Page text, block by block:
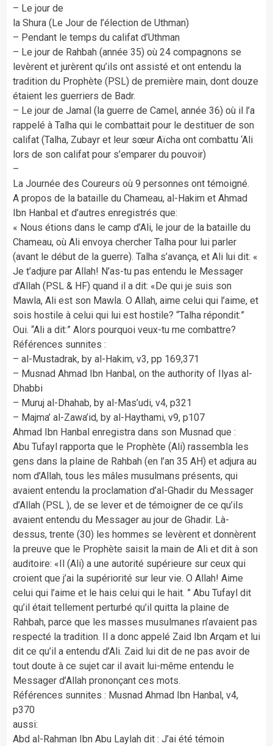
– Le jour de
la Shura (Le Jour de l’élection de Uthman)
– Pendant le temps du califat d’Uthman
– Le jour de Rahbah (année 35) où 24 compagnons se
levèrent et jurèrent qu’ils ont assisté et ont entendu la
tradition du Prophète (PSL) de première main, dont douze
étaient les guerriers de Badr.
– Le jour de Jamal (la guerre de Camel, année 36) où il l’a
rappelé à Talha qui le combattait pour le destituer de son
califat (Talha, Zubayr et leur sœur Aïcha ont combattu ‘Ali
lors de son califat pour s’emparer du pouvoir)
–
La Journée des Coureurs où 9 personnes ont témoigné.
A propos de la bataille du Chameau, al-Hakim et Ahmad
Ibn Hanbal et d’autres enregistrés que:
« Nous étions dans le camp d’Ali, le jour de la bataille du
Chameau, où Ali envoya chercher Talha pour lui parler
(avant le début de la guerre). Talha s’avança, et Ali lui dit: «
Je t’adjure par Allah! N’as-tu pas entendu le Messager
d’Allah (PSL & HF) quand il a dit: «De qui je suis son
Mawla, Ali est son Mawla. O Allah, aime celui qui l’aime, et
sois hostile à celui qui lui est hostile? “Talha répondit:”
Oui. “Ali a dit:” Alors pourquoi veux-tu me combattre?
Références sunnites :
– al-Mustadrak, by al-Hakim, v3, pp 169,371
– Musnad Ahmad Ibn Hanbal, on the authority of Ilyas al-
Dhabbi
– Muruj al-Dhahab, by al-Mas’udi, v4, p321
– Majma’ al-Zawa’id, by al-Haythami, v9, p107
Ahmad Ibn Hanbal enregistra dans son Musnad que :
Abu Tufayl rapporta que le Prophète (Ali) rassembla les
gens dans la plaine de Rahbah (en l’an 35 AH) et adjura au
nom d’Allah, tous les mâles musulmans présents, qui
avaient entendu la proclamation d’al-Ghadir du Messager
d’Allah (PSL ), de se lever et de témoigner de ce qu’ils
avaient entendu du Messager au jour de Ghadir. Là-
dessus, trente (30) les hommes se levèrent et donnèrent
la preuve que le Prophète saisit la main de Ali et dit à son
auditoire: «Il (Ali) a une autorité supérieure sur ceux qui
croient que j’ai la supériorité sur leur vie. O Allah! Aime
celui qui l’aime et le hais celui qui le hait. ” Abu Tufayl dit
qu’il était tellement perturbé qu’il quitta la plaine de
Rahbah, parce que les masses musulmanes n’avaient pas
respecté la tradition. Il a donc appelé Zaid Ibn Arqam et lui
dit ce qu’il a entendu d’Ali. Zaid lui dit de ne pas avoir de
tout doute à ce sujet car il avait lui-même entendu le
Messager d’Allah prononçant ces mots.
Références sunnites : Musnad Ahmad Ibn Hanbal, v4,
p370
aussi:
Abd al-Rahman Ibn Abu Laylah dit : J’ai été témoin